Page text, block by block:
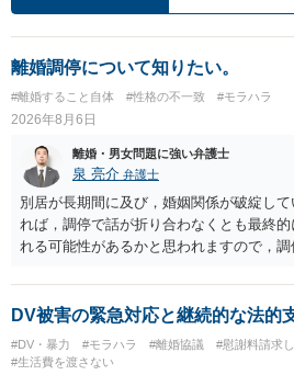
離婚調停について知りたい。
#離婚すること自体 #性格の不一致 #モラハラ
2026年8月6日
離婚・男女問題に強い弁護士
泉 亮介 弁護士
別居が長期間に及び，婚姻関係が破綻し
れば，調停で話が折り合わなくとも最終
れる可能性があるかと思われますので，
は調停が成立するということはないため
だしてでも調停で終わらせるよう努める
停での離婚に固執しないかいずれかの対
す。 お一人で対応するのは難しい側面も
DV被害の緊急対応と継続的な法的
#DV・暴力 #モラハラ #離婚協議 #慰謝料請求
#生活費を渡さない